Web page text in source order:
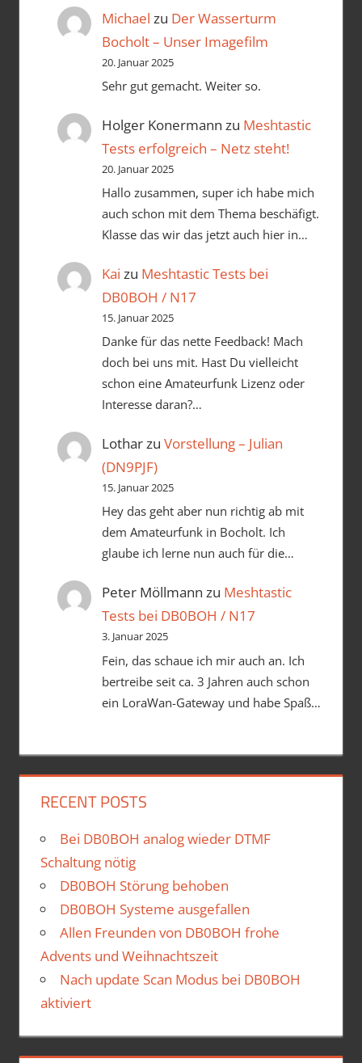
Michael zu Der Wasserturm
Bocholt – Unser Imagefilm
20. Januar 2025
Sehr gut gemacht. Weiter so.
Holger Konermann zu Meshtastic
Tests erfolgreich – Netz steht!
20. Januar 2025
Hallo zusammen, super ich habe mich
auch schon mit dem Thema beschäfigt.
Klasse das wir das jetzt auch hier in…
Kai zu Meshtastic Tests bei
DB0BOH / N17
15. Januar 2025
Danke für das nette Feedback! Mach
doch bei uns mit. Hast Du vielleicht
schon eine Amateurfunk Lizenz oder
Interesse daran?…
Lotharzu Vorstellung – Julian
(DN9PJF)
15. Januar 2025
Hey das geht aber nun richtig ab mit
dem Amateurfunk in Bocholt. Ich
glaube ich lerne nun auch für die…
Peter Möllmann zu Meshtastic
Tests bei DB0BOH / N17
3. Januar 2025
Fein, das schaue ich mir auch an. Ich
bertreibe seit ca. 3 Jahren auch schon
ein LoraWan-Gateway und habe Spaß…
RECENT POSTS
Bei DB0BOH analog wieder DTMF
Schaltung nötig
DB0BOH Störung behoben
DB0BOH Systeme ausgefallen
Allen Freunden von DB0BOH frohe
Advents und Weihnachtszeit
Nach update Scan Modus bei DB0BOH
aktiviert